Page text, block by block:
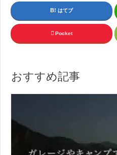
はてブ
Pocket
おすすめ記事